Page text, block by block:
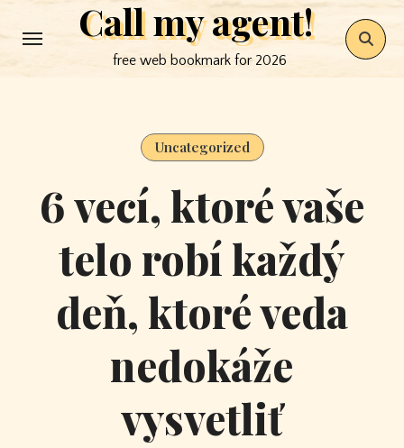
to
Call my agent!
free web bookmark for 2026
Uncategorized
6 vecí, ktoré vaše
telo robí každý
deň, ktoré veda
nedokáže
vysvetliť